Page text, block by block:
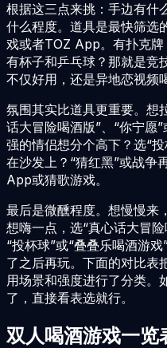
根据这三点来挑：手边有什
什么程度。道具是最快筛选
戏或者TOZ App。有扑克牌
有杯子和乒乓球？那就是竞
不仅好用，还是异地恋视频
氛围其实比道具更重要。想
话大冒险喝酒版”、“你宁愿
强的情侣想分个高下？选“
在沙发上？“猜红黑”或战争
App或猜歌游戏。
最后是微醺程度。想慢慢来
想嗨一点，选“真心话大冒
“投杯球”或“叠叠乐喝酒游
了之后再玩。下面的对比表
用场景和强度进行了分类。
了，直接看表选就行。
双人喝酒游戏一览